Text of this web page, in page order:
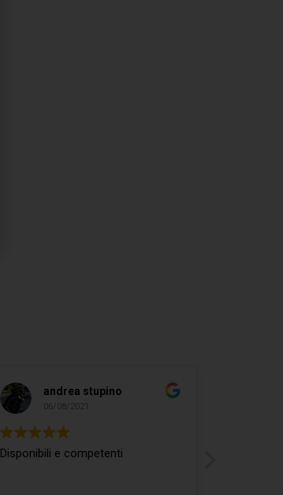
andrea stupino
06/08/2021
Disponibili e competenti